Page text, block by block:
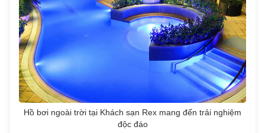
Hồ bơi ngoài trời tại Khách sạn Rex mang đến trải nghiệm
độc đáo